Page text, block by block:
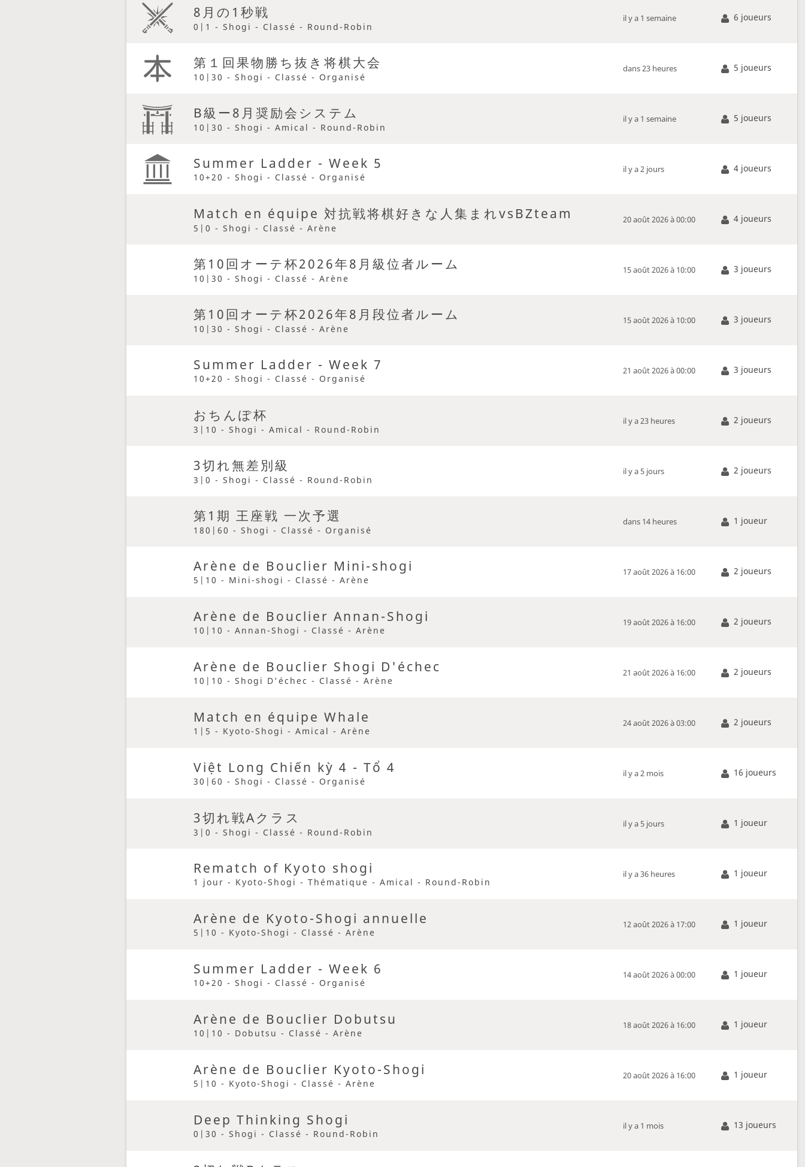
8月の1秒戦
0|1 - Shogi - Classé - Round-Robin
il y a 1 semaine 6 joueurs
第１回果物勝ち抜き将棋大会
10|30 - Shogi - Classé - Organisé
dans 23 heures 5 joueurs
B級ー8月奨励会システム
10|30 - Shogi - Amical - Round-Robin
il y a 1 semaine 5 joueurs
Summer Ladder - Week 5
10+20 - Shogi - Classé - Organisé
il y a 2 jours 4 joueurs
Match en équipe 対抗戦将棋好きな人集まれvsBZteam
5|0 - Shogi - Classé - Arène
20 août 2026 à 00:00 4 joueurs
第10回オーテ杯2026年8月級位者ルーム
10|30 - Shogi - Classé - Arène
15 août 2026 à 10:00 3 joueurs
第10回オーテ杯2026年8月段位者ルーム
10|30 - Shogi - Classé - Arène
15 août 2026 à 10:00 3 joueurs
Summer Ladder - Week 7
10+20 - Shogi - Classé - Organisé
21 août 2026 à 00:00 3 joueurs
おちんぽ杯
3|10 - Shogi - Amical - Round-Robin
il y a 23 heures 2 joueurs
3切れ無差別級
3|0 - Shogi - Classé - Round-Robin
il y a 5 jours 2 joueurs
第1期 王座戦 一次予選
180|60 - Shogi - Classé - Organisé
dans 14 heures 1 joueur
Arène de Bouclier Mini-shogi
5|10 - Mini-shogi - Classé - Arène
17 août 2026 à 16:00 2 joueurs
Arène de Bouclier Annan-Shogi
10|10 - Annan-Shogi - Classé - Arène
19 août 2026 à 16:00 2 joueurs
Arène de Bouclier Shogi D'échec
10|10 - Shogi D'échec - Classé - Arène
21 août 2026 à 16:00 2 joueurs
Match en équipe Whale
1|5 - Kyoto-Shogi - Amical - Arène
24 août 2026 à 03:00 2 joueurs
Việt Long Chiến kỳ 4 - Tổ 4
30|60 - Shogi - Classé - Organisé
il y a 2 mois 16 joueurs
3切れ戦Aクラス
3|0 - Shogi - Classé - Round-Robin
il y a 5 jours 1 joueur
Rematch of Kyoto shogi
1 jour - Kyoto-Shogi - Thématique - Amical - Round-Robin
il y a 36 heures 1 joueur
Arène de Kyoto-Shogi annuelle
5|10 - Kyoto-Shogi - Classé - Arène
12 août 2026 à 17:00 1 joueur
Summer Ladder - Week 6
10+20 - Shogi - Classé - Organisé
14 août 2026 à 00:00 1 joueur
Arène de Bouclier Dobutsu
10|10 - Dobutsu - Classé - Arène
18 août 2026 à 16:00 1 joueur
Arène de Bouclier Kyoto-Shogi
5|10 - Kyoto-Shogi - Classé - Arène
20 août 2026 à 16:00 1 joueur
Deep Thinking Shogi
0|30 - Shogi - Classé - Round-Robin
il y a 1 mois 13 joueurs